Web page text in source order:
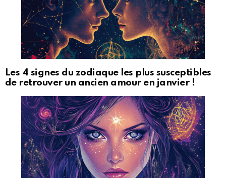
Les 4 signes du zodiaque les plus susceptibles
de retrouver un ancien amour en janvier !